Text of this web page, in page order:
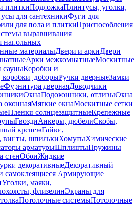
плиткиПодложкаПлинтусы, уголки,
для сантехникиФуги для
для пола и плиткиПриспособления
выравнивания
напольных
материалыДвери и аркиДвери
Арки межкомнатныеМоскитные
сауныКоробки и
доборыРучки дверныеЗамки
Фурнитура двернаяДоводчики
ОкнаПодоконники, отливыОкна
оконнаяМягкие окнаМоскитные сетки
Пленки солнцезащитныеКрепежные
ГвоздиАнкеры, дюбелиСкобы,
крепежГайки,
винты, шпилькиХомутыХимические
арматурыШплинтыПружины
стенОбоиЖидкие
декоративныеДекоративный
самоклеящиеся Армирующие
Уголки, маяки,
флизелинЭкраны для
Потолочные системыПотолочные